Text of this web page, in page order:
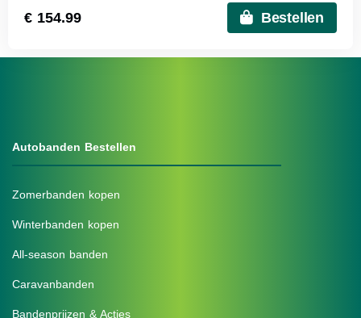
€ 154.99 Bestellen
Autobanden Bestellen
Zomerbanden kopen
Winterbanden kopen
All-season banden
Caravanbanden
Bandenprijzen & Acties